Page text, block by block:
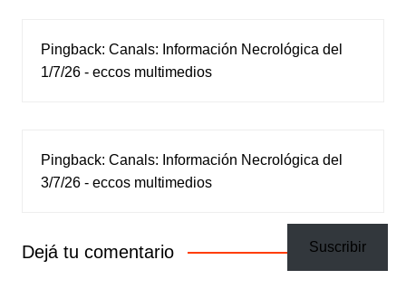
Pingback: Canals: Información Necrológica del
1/7/26 - eccos multimedios
Pingback: Canals: Información Necrológica del
3/7/26 - eccos multimedios
Dejá tu comentario Suscribir